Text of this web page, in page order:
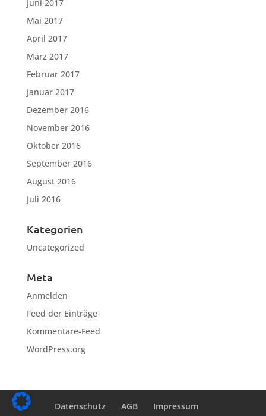
Juni 2017
Mai 2017
April 2017
März 2017
Februar 2017
Januar 2017
Dezember 2016
November 2016
Oktober 2016
September 2016
August 2016
Juli 2016
Kategorien
Uncategorized
Meta
Anmelden
Feed der Einträge
Kommentare-Feed
WordPress.org
Datenschutz AGB Impressum